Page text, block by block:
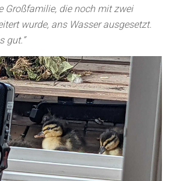
Großfamilie, die noch mit zwei
wurde, ans Wasser ausgesetzt.
gut.”